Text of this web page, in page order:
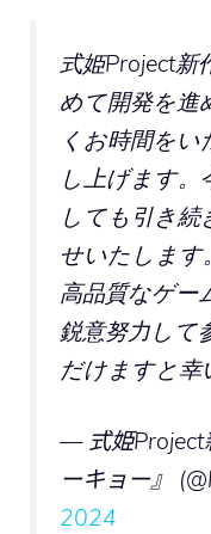
式姫Project新
めて開発を進
くお時間を
し上げます。
しても引き続
せいたします。
高品質なゲー
鋭意努力して
だけますと幸
— 式姫Project
ーキョー』
2024